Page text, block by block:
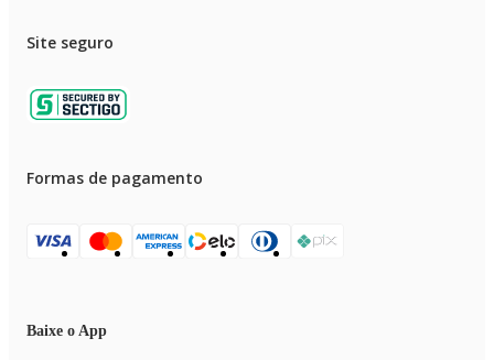
Site seguro
Formas de pagamento
Baixe o App